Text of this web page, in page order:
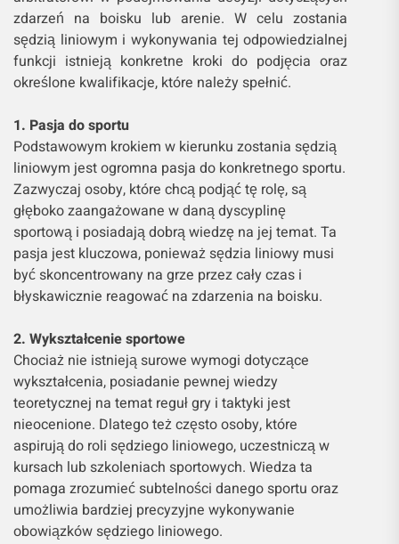
zdarzeń na boisku lub arenie. W celu zostania
sędzią liniowym i wykonywania tej odpowiedzialnej
funkcji istnieją konkretne kroki do podjęcia oraz
określone kwalifikacje, które należy spełnić.
1. Pasja do sportu
Podstawowym krokiem w kierunku zostania sędzią
liniowym jest ogromna pasja do konkretnego sportu.
Zazwyczaj osoby, które chcą podjąć tę rolę, są
głęboko zaangażowane w daną dyscyplinę
sportową i posiadają dobrą wiedzę na jej temat. Ta
pasja jest kluczowa, ponieważ sędzia liniowy musi
być skoncentrowany na grze przez cały czas i
błyskawicznie reagować na zdarzenia na boisku.
2. Wykształcenie sportowe
Chociaż nie istnieją surowe wymogi dotyczące
wykształcenia, posiadanie pewnej wiedzy
teoretycznej na temat reguł gry i taktyki jest
nieocenione. Dlatego też często osoby, które
aspirują do roli sędziego liniowego, uczestniczą w
kursach lub szkoleniach sportowych. Wiedza ta
pomaga zrozumieć subtelności danego sportu oraz
umożliwia bardziej precyzyjne wykonywanie
obowiązków sędziego liniowego.